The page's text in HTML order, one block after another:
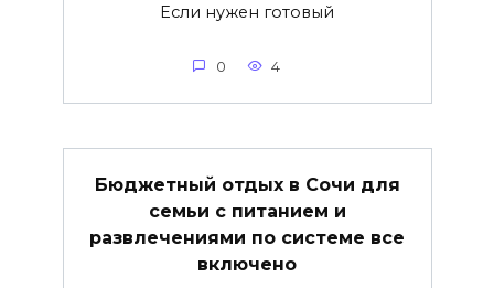
Если нужен готовый
0 4
Бюджетный отдых в Сочи для
семьи с питанием и
развлечениями по системе все
включено